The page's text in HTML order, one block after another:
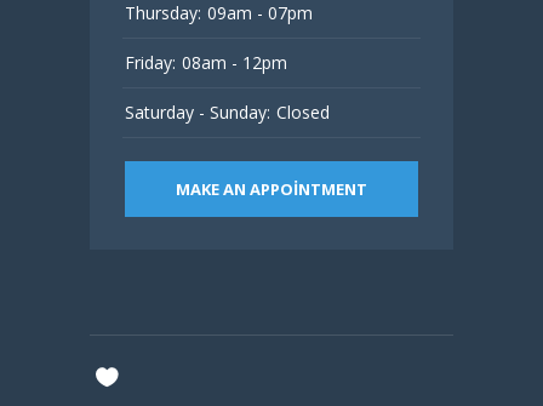
Thursday: 09am - 07pm
Friday: 08am - 12pm
Saturday - Sunday: Closed
MAKE AN APPOINTMENT